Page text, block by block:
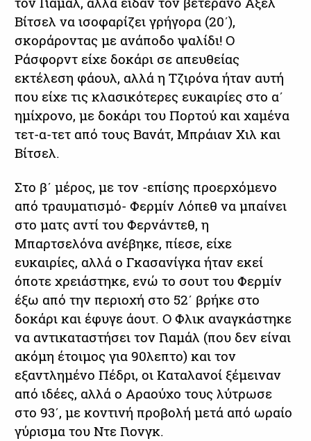
Βίτσελ να ισοφαρίζει γρήγορα (20΄),
σκοράροντας με ανάποδο ψαλίδι! Ο
Ράσφορντ είχε δοκάρι σε απευθείας
εκτέλεση φάουλ, αλλά η Τζιρόνα ήταν αυτή
που είχε τις κλασικότερες ευκαιρίες στο α΄
ημίχρονο, με δοκάρι του Πορτού και χαμένα
τετ-α-τετ από τους Βανάτ, Μπράιαν Χιλ και
Βίτσελ.
Στο β΄ μέρος, με τον -επίσης προερχόμενο
από τραυματισμό- Φερμίν Λόπεθ να μπαίνει
στο ματς αντί του Φερνάντεθ, η
Μπαρτσελόνα ανέβηκε, πίεσε, είχε
ευκαιρίες, αλλά ο Γκασανίγκα ήταν εκεί
όποτε χρειάστηκε, ενώ το σουτ του Φερμίν
έξω από την περιοχή στο 52΄ βρήκε στο
δοκάρι και έφυγε άουτ. Ο Φλικ αναγκάστηκε
να αντικαταστήσει τον Γιαμάλ (που δεν είναι
ακόμη έτοιμος για 90λεπτο) και τον
εξαντλημένο Πέδρι, οι Καταλανοί ξέμειναν
από ιδέες, αλλά ο Αραούχο τους λύτρωσε
στο 93΄, με κοντινή προβολή μετά από ωραίο
γύρισμα του Ντε Γιονγκ.